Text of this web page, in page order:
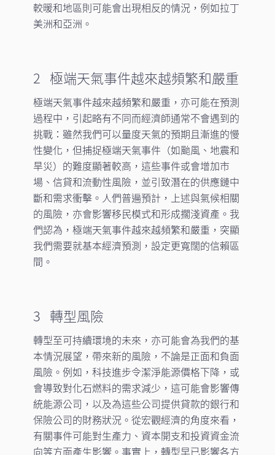
較暖和地區則可能會出現相反的情況，例如拉丁
美洲和亞洲。
2 極端天氣事件越來越頻繁和嚴重
極端天氣事件越來越頻繁和嚴重，亦可能在預測
過程中，引起略有不同而經濟師通常不會遇到的
挑戰：雖然我們可以量度天氣的預期且漸進的慢
性變化，但捕捉極端天氣事件（如颱風、地震和
旱災）的難度顯著較高，這些事件或會增加市
場、信貸和流動性風險，並引致潛在的供應鏈中
斷和需求衝擊。人們普遍預計，上述與氣候相關
的風險，亦會影響移民模式和形成擱淺資產。我
們認為，極端天氣事件越來越頻繁和嚴重，突顯
我們需要就基本經濟預測，設定更寬闊的信賴區
間。
3 轉型風險
轉型至可持續環境的未來，亦可能會為我們的基
本情況展望，帶來新的風險，不論是正面和負面
風險。例如，科技進步令潔淨能源價格下降，或
會導致對化石燃料的需求減少，這可能會影響傳
統能源公司，以及為這些公司提供貸款的銀行和
保險公司的財務狀況。從宏觀經濟的角度來看，
有關事件可能對生產力、資本開支和投資資金流
向等方面產生影響。事實上，轉型早已影響各方